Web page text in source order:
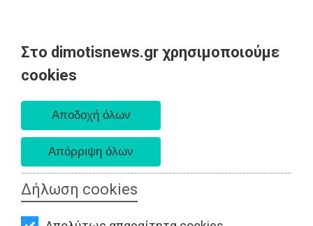
Στο dimotisnews.gr χρησιμοποιούμε
cookies
Δήλωση cookies
AΡΧΙΚΗ
ΕΙΔΗΣΕΙΣ
ΠΟΛΙΤΙΚΗ
ΤΟΠΙΚΗ
ΑΥΤΟΔΙΟΙΚΗΣΗ
ΟΙΚΟΝΟΜΙΑ